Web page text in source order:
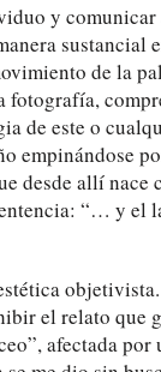
y
sustancial
de la
de este o
desde allí nace
“… y el
el relato que
afectada